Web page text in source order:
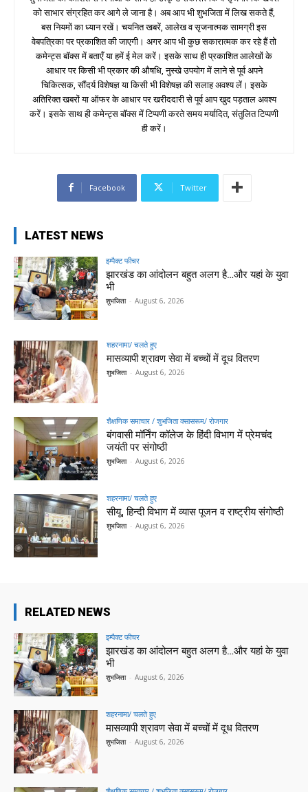
को साभार संग्रहित कर आगे ले जाना है। अब आप भी शुभजिता में लिख सकते हैं,
बस नियमों का ध्यान रखें। चयनित खबरें, आलेख व सृजनात्मक सामग्री इस
वेबपत्रिका पर प्रकाशित की जाएगी। अगर आप भी कुछ सकारात्मक कर रहे हैं तो
कमेन्ट्स बॉक्स में बताएँ या हमें ई मेल करें। इसके साथ ही प्रकाशित आलेखों के
आधार पर किसी भी प्रकार की औषधि, नुस्खे उपयोग में लाने से पूर्व अपने
चिकित्सक, सौंदर्य विशेषज्ञ या किसी भी विशेषज्ञ की सलाह अवश्य लें। इसके
अतिरिक्त खबरों या ऑफर के आधार पर खरीददारी से पूर्व आप खुद पड़ताल अवश्य
करें। इसके साथ ही कमेन्ट्स बॉक्स में टिप्पणी करते समय मर्यादित, संतुलित टिप्पणी
ही करें।
Facebook Twitter
LATEST NEWS
इम्पैक्ट फीचर
झारखंड का आंदोलन बहुत अलग है…और यहां के युवा
भी
शुभजिता - August 6, 2026
शहरनामा/ चलते हुए
मासव्यापी श्रावण सेवा में बच्चों में दूध वितरण
शुभजिता - August 6, 2026
शैक्षणिक समाचार / शुभजिता क्सासरूम/ रोजगार
बंगवासी मॉर्निंग कॉलेज के हिंदी विभाग में प्रेमचंद
जयंती पर संगोष्ठी
शुभजिता - August 6, 2026
शहरनामा/ चलते हुए
सीयू, हिन्दी विभाग में व्यास पूजन व राष्ट्रीय संगोष्ठी
शुभजिता - August 6, 2026
RELATED NEWS
इम्पैक्ट फीचर
झारखंड का आंदोलन बहुत अलग है…और यहां के युवा
भी
शुभजिता - August 6, 2026
शहरनामा/ चलते हुए
मासव्यापी श्रावण सेवा में बच्चों में दूध वितरण
शुभजिता - August 6, 2026